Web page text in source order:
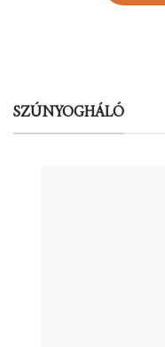
SZÚNYOGHÁLÓ